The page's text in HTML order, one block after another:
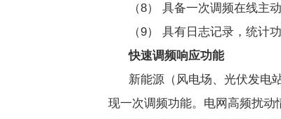
（8） 具备一次调频在线主
（9） 具有日志记录，统计
快速调频响应功能
新能源（风电场、光伏发电
现一次调频功能。电网高频扰